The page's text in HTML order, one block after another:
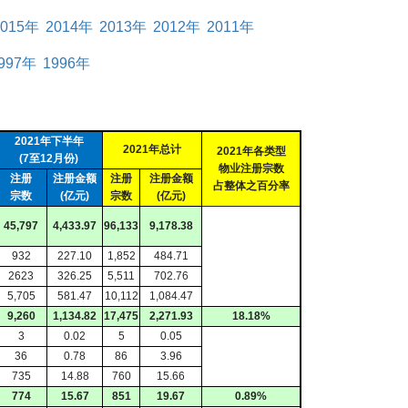
年 2014年 2013年 2012年 2011年
年 1996年
2021年下半年
(7至12月份)
2021年总计
2021年各类型
物业注册宗数
占整体之百分率
注册
宗数
注册金额
(亿元)
注册
宗数
注册金额
(亿元)
45,797 4,433.97 96,133 9,178.38
932 227.10 1,852
484.71
2623
326.25 5,511
702.76
5,705
581.47 10,112
1,084.47
9,260
1,134.82 17,475 2,271.93
18.18%
3
0.02 5
0.05
36
0.78 86
3.96
735
14.88 760
15.66
774
15.67 851 19.67 0.89%